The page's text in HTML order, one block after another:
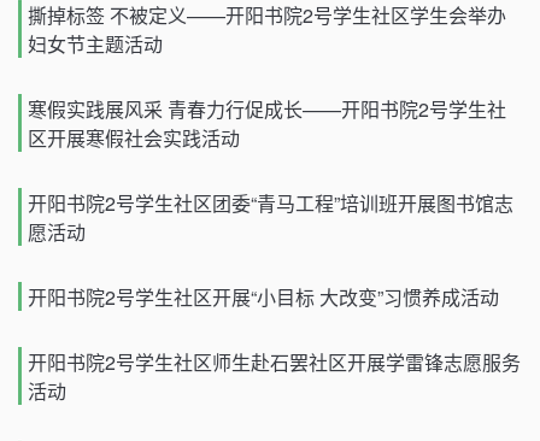
撕掉标签 不被定义——开阳书院2号学生社区学生会举办
妇女节主题活动
寒假实践展风采 青春力行促成长——开阳书院2号学生社
区开展寒假社会实践活动
开阳书院2号学生社区团委“青马工程”培训班开展图书馆志
愿活动
开阳书院2号学生社区开展“小目标 大改变”习惯养成活动
开阳书院2号学生社区师生赴石罢社区开展学雷锋志愿服务
活动